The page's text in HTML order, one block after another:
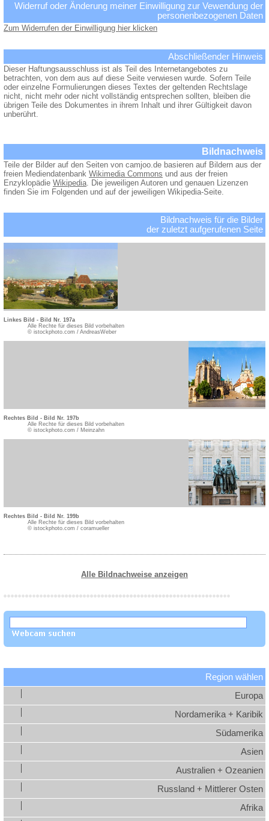
Widerruf oder Änderung meiner Einwilligung zur Vewendung der
personenbezogenen Daten
Zum Widerrufen der Einwilligung hier klicken
Abschließender Hinweis
Dieser Haftungsausschluss ist als Teil des Internetangebotes zu
betrachten, von dem aus auf diese Seite verwiesen wurde. Sofern Teile
oder einzelne Formulierungen dieses Textes der geltenden Rechtslage
nicht, nicht mehr oder nicht vollständig entsprechen sollten, bleiben die
übrigen Teile des Dokumentes in ihrem Inhalt und ihrer Gültigkeit davon
unberührt.
Bildnachweis
Teile der Bilder auf den Seiten von camjoo.de basieren auf Bildern aus der
freien Mediendatenbank Wikimedia Commons und aus der freien
Enzyklopädie Wikipedia . Die jeweiligen Autoren und genauen Lizenzen
finden Sie im Folgenden und auf der jeweiligen Wikipedia-Seite.
Bildnachweis für die Bilder
der zuletzt aufgerufenen Seite
Linkes Bild - Bild Nr. 197a
Alle Rechte für dieses Bild vorbehalten
© istockphoto.com / AndreasWeber
Rechtes Bild - Bild Nr. 197b
Alle Rechte für dieses Bild vorbehalten
© istockphoto.com / Meinzahn
Rechtes Bild - Bild Nr. 199b
Alle Rechte für dieses Bild vorbehalten
© istockphoto.com / coramueller
Alle Bildnachweise anzeigen
Region wählen
Europa
Nordamerika + Karibik
Südamerika
Asien
Australien + Ozeanien
Russland + Mittlerer Osten
Afrika